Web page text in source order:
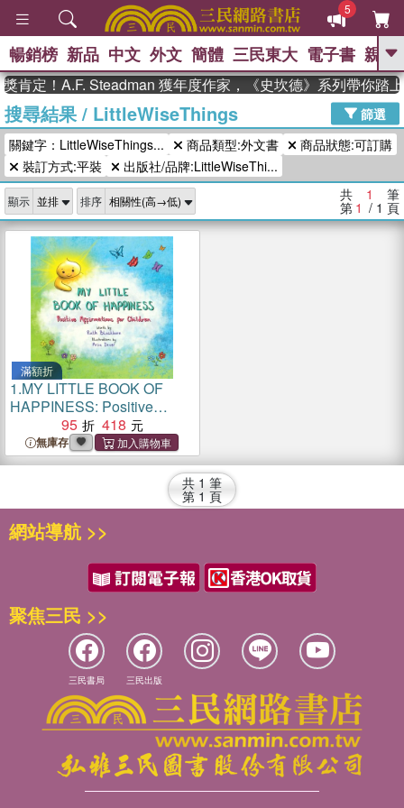
5
GO
熱搜： 東野圭吾 高希均教授回憶錄
、 The Odyssey 、 父親節 、 花開錦
繡 、 暑期推薦 、 方念華 、 台灣的
李登輝時代 、 數學女孩：黎曼猜想
、 偉大的迷走神經 、 如果歷史是一
群喵
暢銷榜 新品 中文 外文 簡體 三民東大 電子書 親子
肯定！A.F. Steadman 獲年度作家，《史坎德》系列帶你踏上
搜尋結果/ LittleWiseThings
篩選
關鍵字：LittleWiseThings...
商品類型:外文書
商品狀態:可訂購
裝訂方式:平裝
出版社/品牌:LittleWiseThi...
顯示 排序 共 1 筆
第 1 / 1 頁
滿額折
1.MY LITTLE BOOK OF
HAPPINESS: Positive
Affirmations for Children
95 418
無庫存
共 1 筆
第 1 頁
網站導航 >>
聚焦三民 >>
三民書局 三民出版